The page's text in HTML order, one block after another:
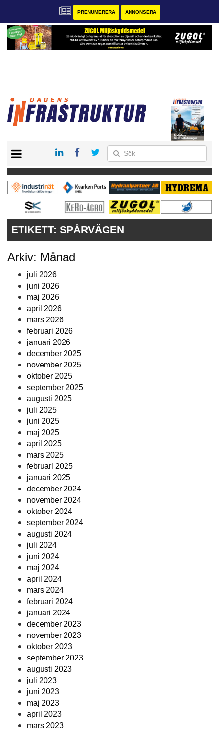
PRENUMERERA ANNONSERA
KONTAKT
VÅRA ANDRA MAGASIN
PRENUMERERA
ETIKETT: SPÅRVÄGEN
Arkiv: Månad
juli 2026
juni 2026
maj 2026
april 2026
mars 2026
februari 2026
januari 2026
december 2025
november 2025
oktober 2025
september 2025
augusti 2025
juli 2025
juni 2025
maj 2025
april 2025
mars 2025
februari 2025
januari 2025
december 2024
november 2024
oktober 2024
september 2024
augusti 2024
juli 2024
juni 2024
maj 2024
april 2024
mars 2024
februari 2024
januari 2024
december 2023
november 2023
oktober 2023
september 2023
augusti 2023
juli 2023
juni 2023
maj 2023
april 2023
mars 2023